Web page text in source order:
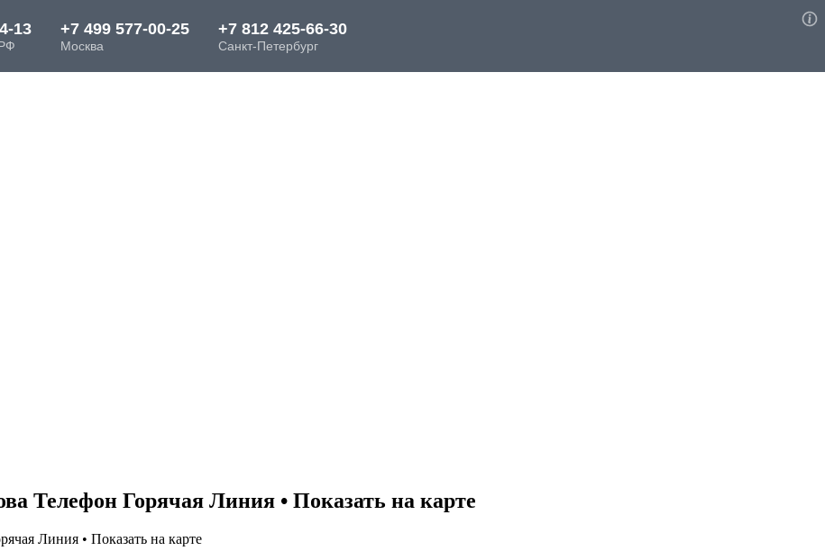
Телефон Горячая Линия • Показать на карте
Линия • Показать на карте